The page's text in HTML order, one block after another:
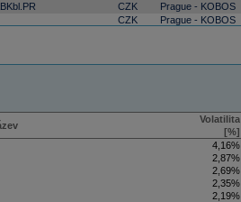
CZK
Prague - KOBOS
CZK
Prague - KOBOS
Volatilita
[%]
4,16%
2,87%
2,69%
2,35%
2,19%